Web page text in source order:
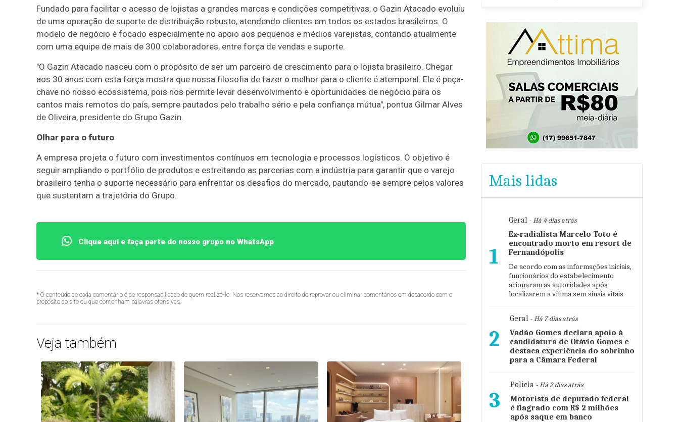
Fundado para facilitar o acesso de lojistas a grandes marcas e condições competitivas, o Gazin Atacado evoluiu
de uma operação de suporte de distribuição robusto, atendendo clientes em todos os estados brasileiros. O
modelo de negócio é focado especialmente no apoio aos pequenos e médios varejistas, contando atualmente
com uma equipe de mais de 300 colaboradores, entre força de vendas e suporte.
"O Gazin Atacado nasceu com o propósito de ser um parceiro de crescimento para o lojista brasileiro. Chegar
aos 30 anos com esta força mostra que nossa filosofia de fazer o melhor para o cliente é atemporal. Ele é peça-
chave no nosso ecossistema, pois nos permite levar desenvolvimento e oportunidades de negócio para os
cantos mais remotos do país, sempre pautados pelo trabalho sério e pela confiança mútua", pontua Gilmar Alves
de Oliveira, presidente do Grupo Gazin.
Olhar para o futuro
A empresa projeta o futuro com investimentos contínuos em tecnologia e processos logísticos. O objetivo é
seguir ampliando o portfólio de produtos e estreitando as parcerias com a indústria para garantir que o varejo
brasileiro tenha o suporte necessário para enfrentar os desafios do mercado, pautando-se sempre pelos valores
que sustentam a trajetória do Grupo.
Clique aqui e faça parte do nosso grupo no WhatsApp
* O conteúdo de cada comentário é de responsabilidade de quem realizá-lo. Nos reservamos ao direito de reprovar ou eliminar comentários em desacordo com o
propósito do site ou que contenham palavras ofensivas.
Veja também
Mais lidas
1
Geral - Há 4 dias atrás
Ex-radialista Marcelo Toto é
encontrado morto em resort de
Fernandópolis
De acordo com as informações iniciais,
funcionários do estabelecimento
acionaram as autoridades após
localizarem a vítima sem sinais vitais
2
Geral - Há 7 dias atrás
Vadão Gomes declara apoio à
candidatura de Otávio Gomes e
destaca experiência do sobrinho
para a Câmara Federal
3
Polícia - Há 2 dias atrás
Motorista de deputado federal
é flagrado com R$ 2 milhões
após saque em banco